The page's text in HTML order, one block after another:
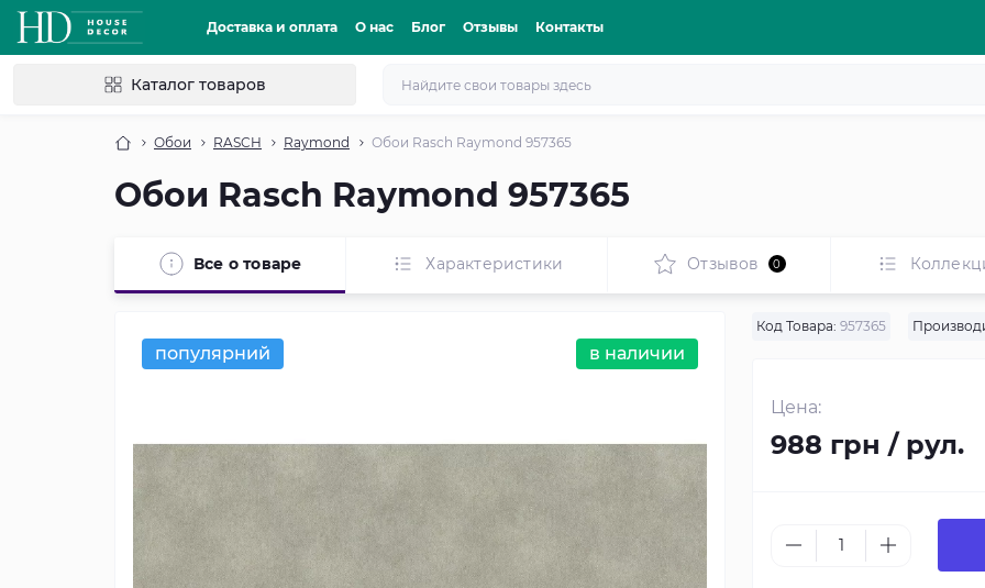
Доставка и оплата О нас Блог Отзывы Контакты
Каталог товаров
Обои RASCH Raymond Обои Rasch Raymond 957365
Обои Rasch Raymond 957365
Все о товаре Характеристики Отзывов 0
популярний в наличии
Код Товара: 957365
Цена:
988 грн / рул.